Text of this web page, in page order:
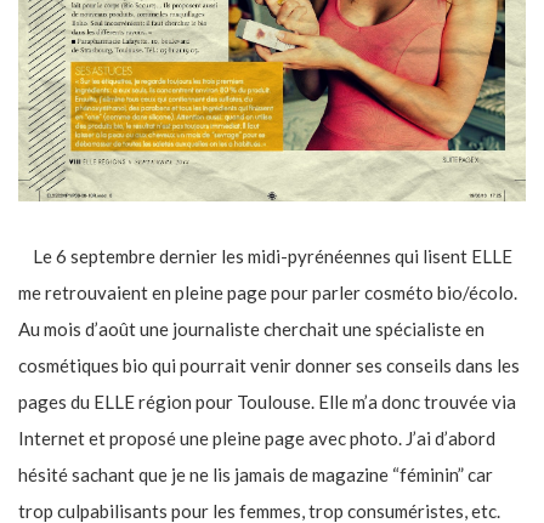
Le 6 septembre dernier les midi-pyrénéennes qui lisent ELLE
me retrouvaient en pleine page pour parler cosméto bio/écolo.
Au mois d’août une journaliste cherchait une spécialiste en
cosmétiques bio qui pourrait venir donner ses conseils dans les
pages du ELLE région pour Toulouse. Elle m’a donc trouvée via
Internet et proposé une pleine page avec photo. J’ai d’abord
hésité sachant que je ne lis jamais de magazine “féminin” car
trop culpabilisants pour les femmes, trop consuméristes, etc.